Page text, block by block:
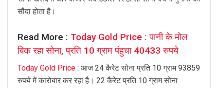
सौदा होता है।
Read More : Today Gold Price : पानी के मोल
बिक रहा सोना, प्रति 10 ग्राम पंहुचा 40433 रुपये
Today Gold Price : आज 24 कैरेट सोना प्रति 10 ग्राम 93859
रुपये में कारोबार कर रहा है। 22 कैरेट प्रति 10 ग्राम सोना